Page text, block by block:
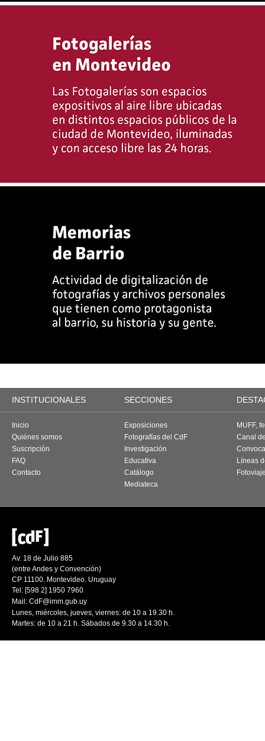
INSTITUCIONALES SECCIONES
Inicio
Quiénes somos
Suscripción
FAQ
Contacto
Exposiciones
Fotografías del CdF
Investigación
Educativa
Catálogo
Mediateca
MUFF,
Canal
Líneas
Av. 18 de Julio 885
(entre Andes y Convención)
CP 11100. Montevideo. Uruguay
Tel: [598 2] 1950 7960
Mail: CdF@imm.gub.uy
Lunes, miércoles, jueves, viernes: de 10 a 19.30 h.
Martes: de 10 a 21 h. Sábados de 9.30 a 14.30 h.